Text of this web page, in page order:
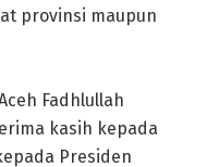
provinsi maupun
Fadhlullah
kasih kepada
Presiden